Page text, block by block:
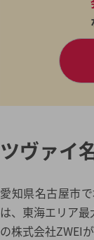
ツヴァイ
愛知県名古屋市
は、東海エリア
の株式会社ZWEI